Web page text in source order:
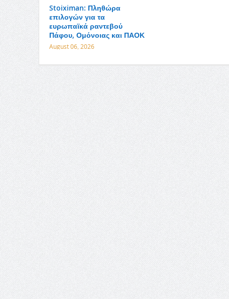
Stoiximan: Πληθώρα
επιλογών για τα
ευρωπαϊκά ραντεβού
Πάφου, Ομόνοιας και ΠΑΟΚ
August 06, 2026